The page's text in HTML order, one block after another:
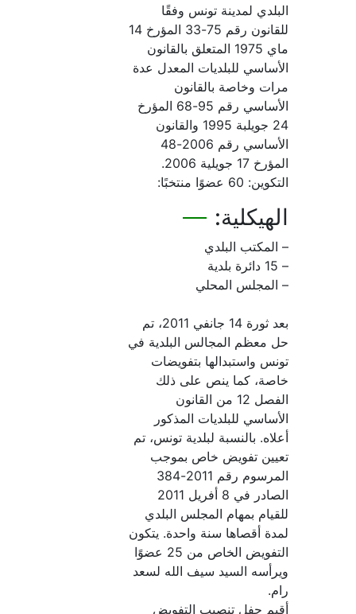
لمدينة تونس وفقًا
للقانون رقم 75-33 المؤرخ 14
ماي 1975 المتعلق بالقانون
للبلديات المعدل عدة
وخاصة بالقانون
الأساسي رقم 95-68 المؤرخ
24 جويلبة 1995 والقانون
الأساسي رقم 2006-48
البلدي
المحلي
بعد ثورة 14 جانفي 2011، تم
معظم المجالس البلدية في
واستبدالها بتفويضات
كما ينص على ذلك
الفصل 12 من القانون
للبلديات المذكور
بالنسبة لبلدية تونس، تم
تفويض خاص بموجب
المرسوم رقم 2011-384
الصادر في 8 أفريل 2011
بمهام المجلس البلدي
أقصاها سنة واحدة. يتكون
التفويض الخاص من 25 عضوًا
السيد سيف الله لسعد
حفل تنصيب التفويض